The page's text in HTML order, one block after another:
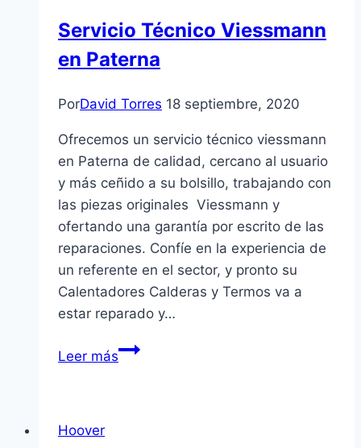
Servicio Técnico Viessmann
en Paterna
PorDavid Torres 18 septiembre, 2020
Ofrecemos un servicio técnico viessmann
en Paterna de calidad, cercano al usuario
y más ceñido a su bolsillo, trabajando con
las piezas originales Viessmann y
ofertando una garantía por escrito de las
reparaciones. Confíe en la experiencia de
un referente en el sector, y pronto su
Calentadores Calderas y Termos va a
estar reparado y…
Leer másServicio
Hoover